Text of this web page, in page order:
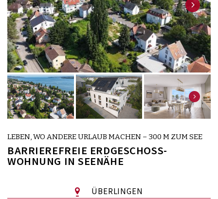
LEBEN, WO ANDERE URLAUB MACHEN – 300 M ZUM SEE
BARRIEREFREIE ERDGESCHOSS-
WOHNUNG IN SEENÄHE
ÜBERLINGEN